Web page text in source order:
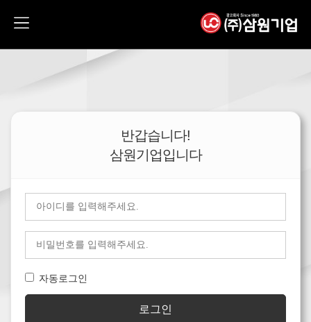
반갑습니다!
삼원기업입니다
자동로그인
로그인